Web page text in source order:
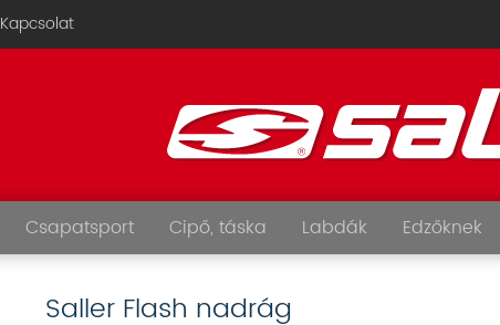
Kapcsolat
Csapatsport Cipő, táska Labdák Edzőknek
Saller Flash nadrág